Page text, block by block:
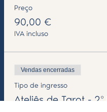
Preço
90,00 €
IVA incluso
Vendas encerradas
Tipo de ingresso
Ateliês de Tarot - 2º